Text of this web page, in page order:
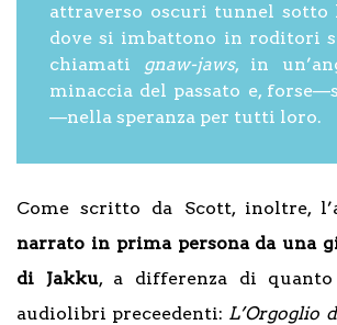
attraverso oscuri tunnel sotto
dove si imbattono in roditori
chiamati gnaw-jaws, in
minaccia del passato e,
—nella speranza per tutti loro.
Come scritto da Scott, inoltre,
narrato in prima persona da una
di Jakku, a differenza di
audiolibri preceedenti: L’Orgoglio